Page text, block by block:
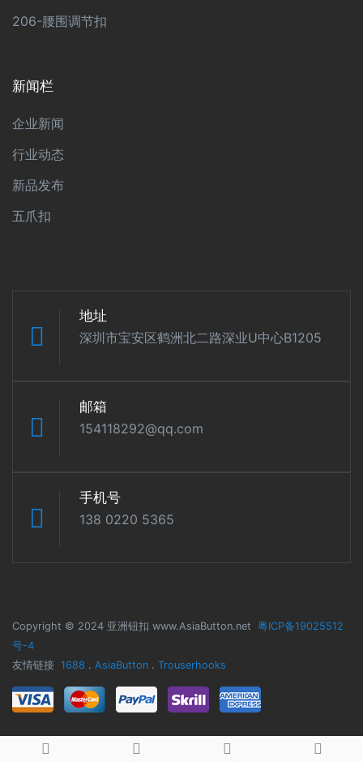
206-腰围调节扣
新闻栏
企业新闻
行业动态
新品发布
五爪扣
地址
深圳市宝安区鹤洲北二路深业U中心B1205
邮箱
154118292@qq.com
手机号
138 0220 5365
Copyright © 2024 亚洲钮扣 www.AsiaButton.net 粤ICP备19025512
号-4
友情链接 1688 . AsiaButton . Trouserhooks